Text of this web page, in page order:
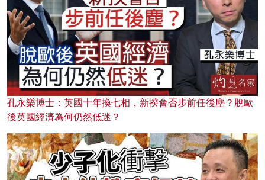
孔永樂博士：英國十年換七相，新揆會否步前任後塵？脫歐
後英國經濟為何仍然低迷？